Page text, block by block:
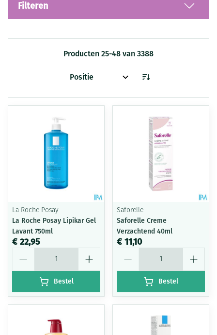
Filteren
Producten 25-48 van 3388
Sorteer op:
La Roche Posay
La Roche Posay Lipikar Gel
Lavant 750ml
€ 22,95
Bestel
Saforelle
Saforelle Creme
Verzachtend 40ml
€ 11,10
Bestel